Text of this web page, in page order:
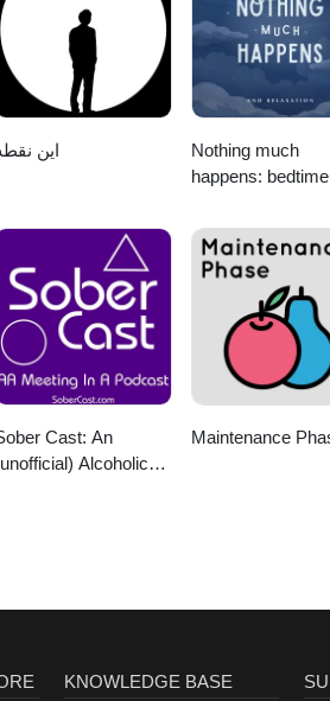
این
Nothing much
happens: bedtime
sleep
Cast: An
Alcoholics
Maintenance
KNOWLEDGE BASE